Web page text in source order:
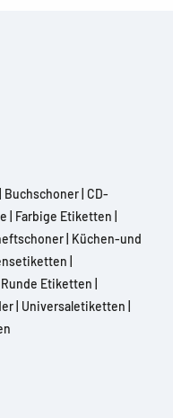
Buchschoner CD-
Farbige Etiketten
Küchen-und
Runde Etiketten
Universaletiketten